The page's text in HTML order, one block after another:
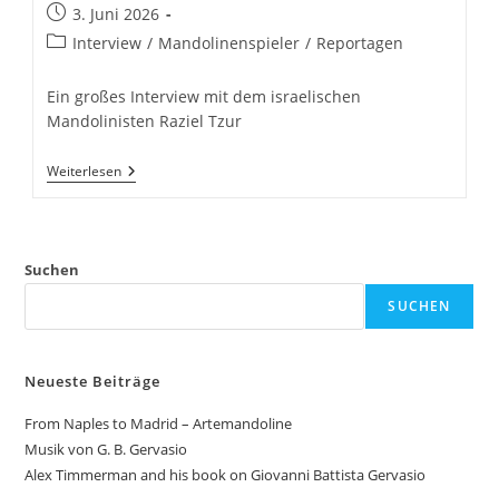
Beitrag
veröffentlicht:
3. Juni 2026
Beitrags-
Interview / Mandolinenspieler / Reportagen
Ein großes Interview mit dem israelischen
Mandolinisten Raziel Tzur
WeiterlesenRAZIEL
TSUR
Suchen
SUCHEN
Neueste Beiträge
From Naples to Madrid – Artemandoline
Musik von G. B. Gervasio
Alex Timmerman and his book on Giovanni Battista Gervasio